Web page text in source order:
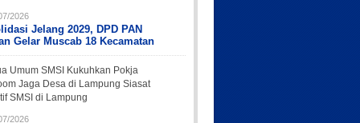
2026
Jelang 2029, DPD PAN
Gelar Muscab 18 Kecamatan
2026